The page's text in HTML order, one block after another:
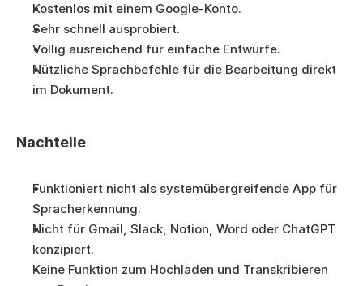
Kostenlos mit einem Google-Konto.
Sehr schnell ausprobiert.
Völlig ausreichend für einfache Entwürfe.
Nützliche Sprachbefehle für die Bearbeitung direkt
im Dokument.
Nachteile
Funktioniert nicht als systemübergreifende App für
Spracherkennung.
Nicht für Gmail, Slack, Notion, Word oder ChatGPT
konzipiert.
Keine Funktion zum Hochladen und Transkribieren